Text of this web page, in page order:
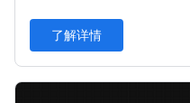
了解详情